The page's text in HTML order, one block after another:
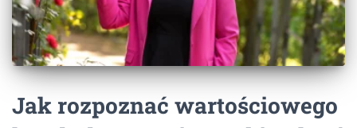
Jak rozpoznać wartościowego